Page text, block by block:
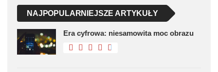
NAJPOPULARNIEJSZE ARTYKUŁY
Era cyfrowa: niesamowita moc obrazu